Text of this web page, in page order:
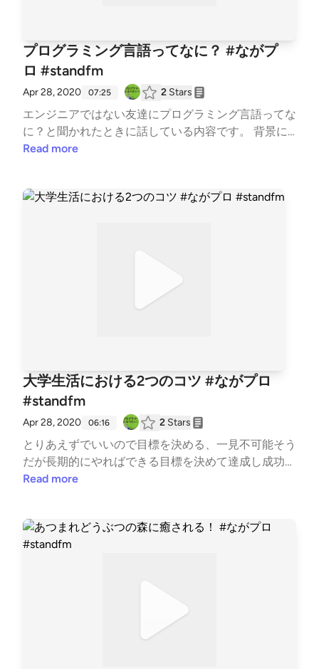
プログラミング言語ってなに？ #ながプ
ロ #standfm
Apr 28, 2020 07:25 2 Stars
エンジニアではない友達にプログラミング言語ってな
に？と聞かれたときに話している内容です。 背景に
も使っている、言語同士の関係を見るのにおすすめの
好きな○○について語る #今日何した？ #はじめまして
Read more
大学生活における2つのコツ #ながプロ
#standfm
Apr 28, 2020 06:16 2 Stars
とりあえずでいいので目標を決める、一見不可能そう
だが長期的にやればできる目標を決めて達成し成功体
験を得る #寝る前に聴きたい #好きな○○について語る
Read more